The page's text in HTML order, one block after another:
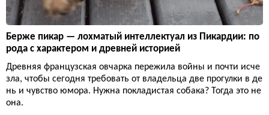
Берже пикар — лохматый интеллектуал из Пикардии: по
рода с характером и древней историей
Древняя французская овчарка пережила войны и почти исче
зла, чтобы сегодня требовать от владельца две прогулки в де
нь и чувство юмора. Нужна покладистая собака? Тогда это не
она.